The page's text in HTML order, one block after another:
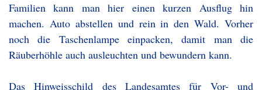
Familien kann man hier einen kurzen Ausflug hin
machen. Auto abstellen und rein in den Wald. Vorher
noch die Taschenlampe einpacken, damit man die
Räuberhöhle auch ausleuchten und bewundern kann.
Das Hinweisschild des Landesamtes für Vor- und